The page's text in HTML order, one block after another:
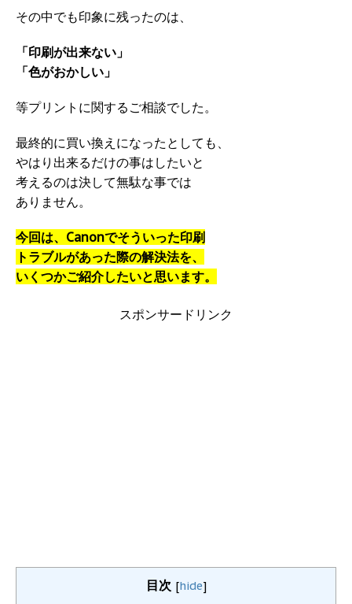
その中でも印象に残ったのは、
「印刷が出来ない」
「色がおかしい」
等プリントに関するご相談でした。
最終的に買い換えになったとしても、
やはり出来るだけの事はしたいと
考えるのは決して無駄な事では
ありません。
今回は、Canonでそういった印刷
トラブルがあった際の解決法を、
いくつかご紹介したいと思います。
スポンサードリンク
目次 [hide]